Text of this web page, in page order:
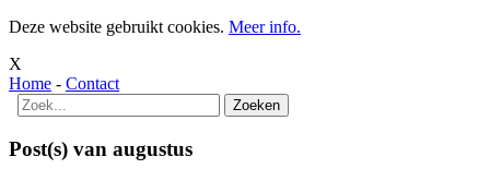
Deze website gebruikt cookies. Meer info.
X
Home - Contact
Post(s) van augustus